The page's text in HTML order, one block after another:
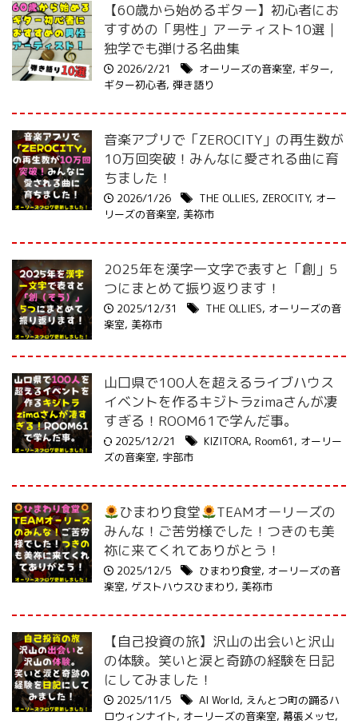
【60歳から始めるギター】初心者にお
すすめの「男性」アーティスト10選｜
独学でも弾ける名曲集
2026/2/21 オーリーズの音楽室, ギター,
ギター初心者, 弾き語り
音楽アプリで「ZEROCITY」の再生数が
10万回突破！みんなに愛される曲に育
ちました！
2026/1/26 THE OLLIES, ZEROCITY, オー
リーズの音楽室, 美祢市
2025年を漢字一文字で表すと「創」5
つにまとめて振り返ります！
2025/12/31 THE OLLIES, オーリーズの音
楽室, 美祢市
山口県で100人を超えるライブハウス
イベントを作るキジトラzimaさんが凄
すぎる！ROOM61で学んだ事。
2025/12/21 KIZITORA, Room61 , オーリー
ズの音楽室, 宇部市
ひまわり食堂
TEAMオーリーズの
みんな！ご苦労様でした！つきのも美
祢に来てくれてありがとう！
2025/12/5 ひまわり食堂, オーリーズの音
楽室, ゲストハウスひまわり, 美祢市
【自己投資の旅】沢山の出会いと沢山
の体験。笑いと涙と奇跡の経験を日記
にしてみました！
2025/11/5 AI World, えんとつ町の踊るハ
ロウィンナイト, オーリーズの音楽室, 幕張メッセ,